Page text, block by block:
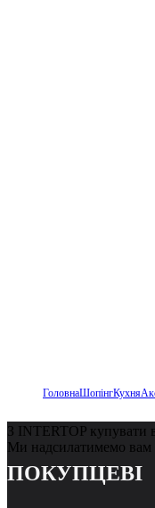
ГоловнаШопінгКухня
З INTERTOP купувати
Ми надсилатимемо вам
ПОКУПЦЕВІ